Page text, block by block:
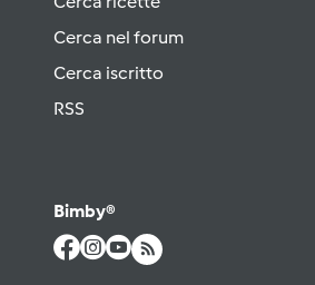
Cerca nel forum
Cerca iscritto
RSS
Bimby®